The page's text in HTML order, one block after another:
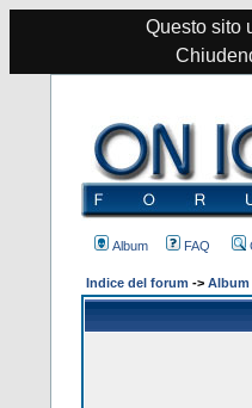
Questo sito
Album FAQ
Indice del forum -> Album